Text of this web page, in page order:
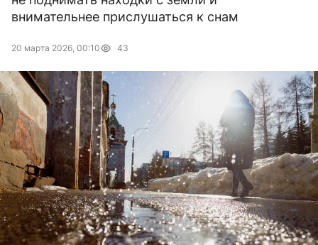
внимательнее прислушаться к снам
20 марта 2026, 00:10 43